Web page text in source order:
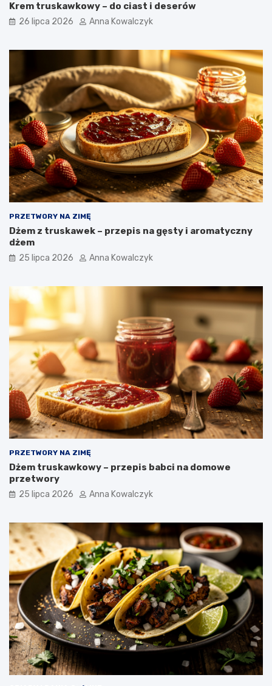
Krem truskawkowy – do ciast i deserów
26 lipca 2026 Anna Kowalczyk
PRZETWORY NA ZIMĘ
Dżem z truskawek – przepis na gęsty i aromatyczny
dżem
25 lipca 2026 Anna Kowalczyk
PRZETWORY NA ZIMĘ
Dżem truskawkowy – przepis babci na domowe
przetwory
25 lipca 2026 Anna Kowalczyk